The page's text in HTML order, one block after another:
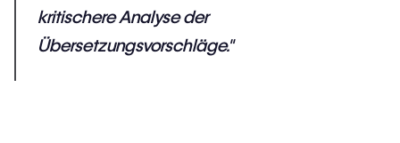
kritischere Analyse der
Übersetzungsvorschläge."